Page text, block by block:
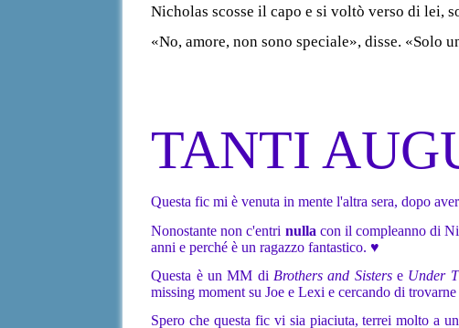
Nicholas scosse il capo e si voltò verso di lei,
«No, amore, non sono speciale», disse. «Solo
TANTI
Questa fic mi è venuta in mente l'altra sera, dopo
Nonostante non c'entri nulla con il compleanno di
anni e perché è un ragazzo fantastico.♥
Questa è un MM di Brothers and Sisters e Under
missing moment su Joe e Lexi e cercando di
Spero che questa fic vi sia piaciuta, terrei molto a